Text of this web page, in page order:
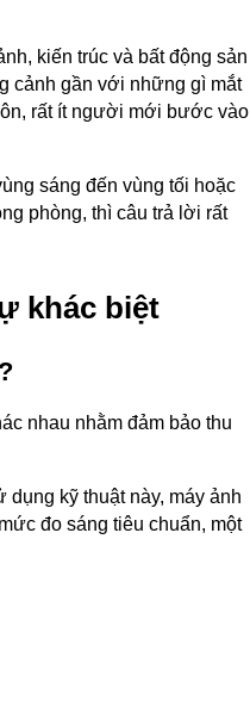
kiến trúc và bất động sản
cảnh gần với những gì mắt
rất ít người mới bước vào
sáng đến vùng tối hoặc
phòng, thì câu trả lời rất
khác biệt
nhau nhằm đảm bảo thu
kỹ thuật này, máy ảnh
đo sáng tiêu chuẩn, một